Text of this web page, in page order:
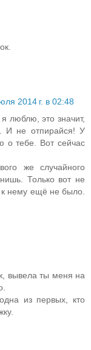
2014 г. в 02:48
люблю, это значит,
И не отпирайся! У
о тебе. Вот сейчас
же случайного
Только вот не
к нему ещё не было.
вывела ты меня на
из первых, кто